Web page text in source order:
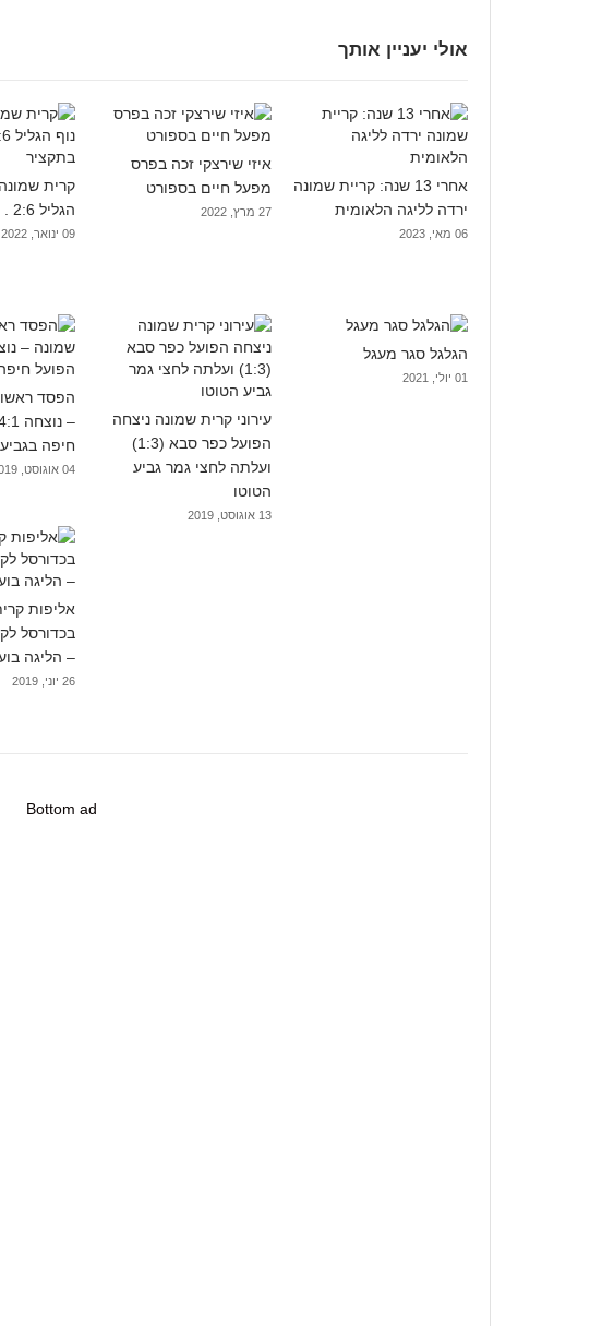
אולי יעניין אותך
אחרי 13 שנה: קריית שמונה
ירדה לליגה הלאומית
06 מאי, 2023
איזי שירצקי זכה בפרס
מפעל חיים בספורט
27 מרץ, 2022
קרית
הגליל 2:6 . צפו בתקציר
09 ינואר, 2022
הגלגל סגר מעגל
01 יולי, 2021
עירוני קרית שמונה ניצחה
הפועל כפר סבא (1:3)
ועלתה לחצי גמר גביע
הטוטו
13 אוגוסט, 2019
הפסד
חיפה
04 אוגוסט, 2019
אליפות
בכדורסל
– הליגה
26 יוני, 2019
Bottom ad